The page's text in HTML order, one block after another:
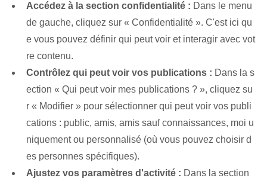
Accédez à la section confidentialité : Dans le menu
de gauche, cliquez sur « Confidentialité ». C'est ici qu
e vous pouvez définir qui peut voir et interagir avec vot
re contenu.
Contrôlez qui peut voir vos publications : Dans la s
ection « Qui peut voir mes publications ? », cliquez su
r « Modifier » pour sélectionner qui peut voir vos publi
cations : public, amis, amis sauf connaissances, moi u
niquement ou personnalisé (où vous pouvez choisir d
es personnes spécifiques).
Ajustez vos paramètres d'activité : Dans la section